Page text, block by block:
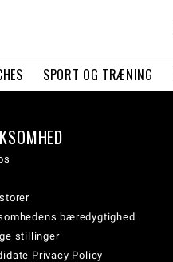
SPORT OG TRÆNING
bæredygtighed
stillinger
Privacy Policy